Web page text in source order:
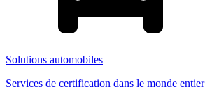
Solutions automobiles
Services de certification dans le monde entier